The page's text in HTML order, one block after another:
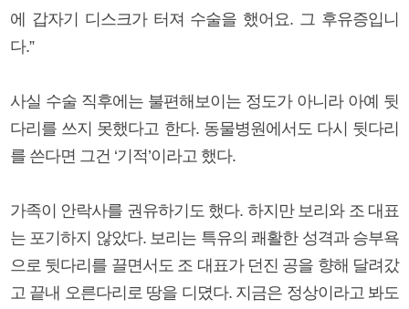
에 갑자기 디스크가 터져 수술을 했어요. 그 후유증입니
다.”
사실 수술 직후에는 불편해보이는 정도가 아니라 아예 뒷
다리를 쓰지 못했다고 한다. 동물병원에서도 다시 뒷다리
를 쓴다면 그건 ‘기적’이라고 했다.
가족이 안락사를 권유하기도 했다. 하지만 보리와 조 대표
는 포기하지 않았다. 보리는 특유의 쾌활한 성격과 승부욕
으로 뒷다리를 끌면서도 조 대표가 던진 공을 향해 달려갔
고 끝내 오른다리로 땅을 디뎠다. 지금은 정상이라고 봐도